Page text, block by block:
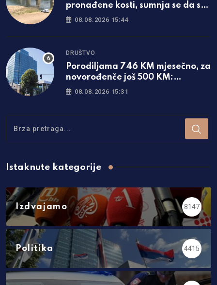
pronađene kosti, sumnja se da su
ljudske
08.08.2026 15:44
DRUŠTVO
Porodiljama 746 KM mjesečno, za
novorođenče još 500 KM:
Objavljene sve mjere u Srpskoj
08.08.2026 15:31
Istaknute kategorije
Izdvajamo 8147
Politika 4415